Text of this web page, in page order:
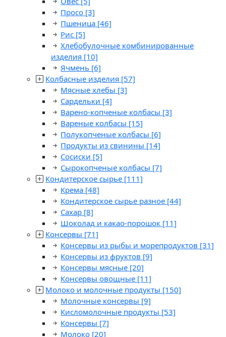
Просо [3]
Пшеница [46]
Рис [5]
Хлебобулочные комбинированные
изделия [10]
Ячмень [6]
Колбасные изделия [57]
Мясные хлебы [3]
Сардельки [4]
Варено-копченые колбасы [3]
Вареные колбасы [15]
Полукопченые колбасы [6]
Продукты из свинины [14]
Сосиски [5]
Сырокопченые колбасы [7]
Кондитерское сырье [111]
Крема [48]
Кондитерское сырье разное [44]
Сахар [8]
Шоколад и какао-порошок [11]
Консервы [71]
Консервы из рыбы и морепродуктов [31]
Консервы из фруктов [9]
Консервы мясные [20]
Консервы овощные [11]
Молоко и молочные продукты [150]
Молочные консервы [9]
Кисломолочные продукты [53]
Консервы [7]
Молоко [20]